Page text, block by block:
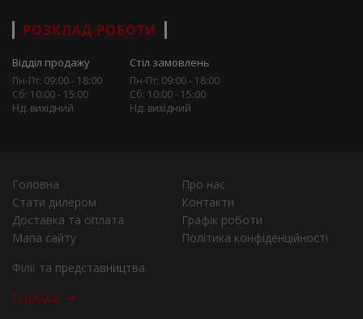
РОЗКЛАД РОБОТИ
Відділ продажу
Пн-Пт: 09:00 - 18:00
Сб: 10:00 - 15:00
Нд: вихідний
Стіл замовлень
Пн-Пт: 09:00 - 18:00
Сб: 10:00 - 15:00
Нд: вихідний
Головна
Про нас
Стати дилером
Контакти
Доставка та оплата
Графік роботи
Мапа сайту
Політика конфіденційності
Філії та представництва
Города